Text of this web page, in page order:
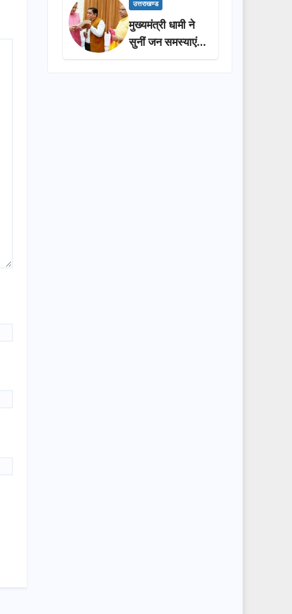
प्रशासन की
सराहना…
उत्तराखण्ड
मुख्यमंत्री धामी ने
सुनीं जन समस्याएं,
अधिकारियों को